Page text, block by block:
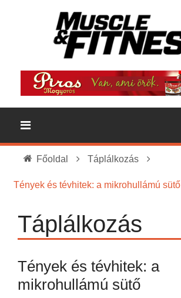
Főoldal Táplálkozás
Tények és tévhitek: a mikrohullámú sütő
Táplálkozás
Tények és tévhitek: a
mikrohullámú sütő